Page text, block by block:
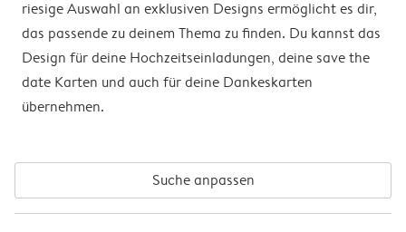
riesige Auswahl an exklusiven Designs ermöglicht es dir,
das passende zu deinem Thema zu finden. Du kannst das
Design für deine Hochzeitseinladungen, deine save the
date Karten und auch für deine Dankeskarten
übernehmen.
Suche anpassen